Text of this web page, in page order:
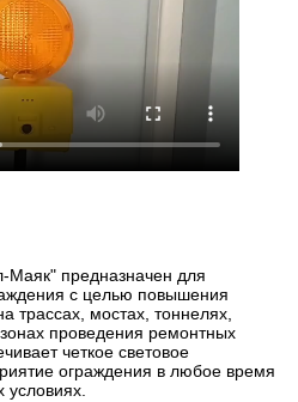
Маяк" предназначен для
с целью повышения
трассах, мостах, тоннелях,
проведения ремонтных
четкое световое
ограждения в любое время